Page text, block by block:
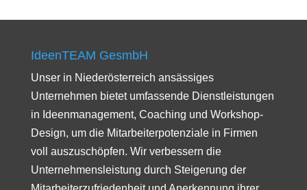
IdeenTEAM GesmbH
Unser in Niederösterreich ansässiges
Unternehmen bietet umfassende Dienstleistungen
in Ideenmanagement, Coaching und Workshop-
Design, um die Mitarbeiterpotenziale in Firmen
voll auszuschöpfen. Wir verbessern die
Unternehmensleistung durch Steigerung der